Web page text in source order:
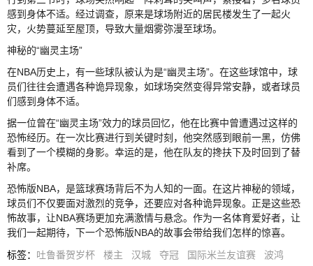
感到身体不适。经过调查，原来是球场附近的居民楼发生了一起火
灾，火势蔓延至屋顶，导致大量烟雾弥漫至球场。
神秘的“幽灵主场”
在NBA历史上，有一些球队被认为是“幽灵主场”。在这些球馆中，球
员们往往会遭遇各种诡异现象，如球场突然变得异常安静，或者球员
们感到身体不适。
据一位曾在“幽灵主场”效力的球员回忆，他在比赛中曾遭遇过这样的
恐怖经历。在一次比赛进行到关键时刻，他突然感到眼前一黑，仿佛
看到了一个模糊的身影。幸运的是，他在队友的搀扶下及时回到了替
补席。
恐怖版NBA，是篮球赛场背后不为人知的一面。在这片神秘的领域，
球员们不仅要面对激烈的竞争，还要应对各种诡异现象。正是这些恐
怖故事，让NBA赛场更加充满激情与悬念。作为一名体育爱好者，让
我们一起期待，下一个恐怖版NBA的故事会带给我们怎样的惊喜。
标签： 吐鲁番贺岁杯 楼主 汉城 夺冠 国际米兰友谊赛 波鸿